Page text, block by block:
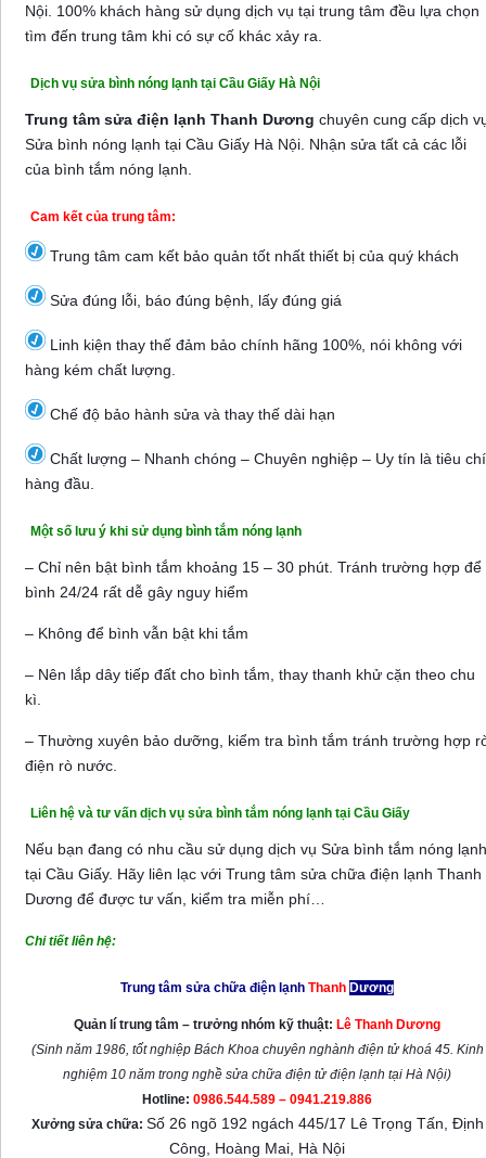
Nội. 100% khách hàng sử dụng dịch vụ tại trung tâm đều lựa chọn
tìm đến trung tâm khi có sự cố khác xảy ra.
Dịch vụ sửa bình nóng lạnh tại Cầu Giấy Hà Nội
Trung tâm sửa điện lạnh Thanh Dương chuyên cung cấp dịch
Sửa bình nóng lạnh tại Cầu Giấy Hà Nội. Nhận sửa tất cả các lỗi
của bình tắm nóng lạnh.
Cam kết của trung tâm:
Trung tâm cam kết bảo quản tốt nhất thiết bị của quý khách
Sửa đúng lỗi, báo đúng bệnh, lấy đúng giá
Linh kiện thay thế đảm bảo chính hãng 100%, nói không với
hàng kém chất lượng.
Chế độ bảo hành sửa và thay thế dài hạn
Chất lượng – Nhanh chóng – Chuyên nghiệp – Uy tín là tiêu chí
hàng đầu.
Một số lưu ý khi sử dụng bình tắm nóng lạnh
– Chỉ nên bật bình tắm khoảng 15 – 30 phút. Tránh trường hợp để
bình 24/24 rất dễ gây nguy hiểm
– Không để bình vẫn bật khi tắm
– Nên lắp dây tiếp đất cho bình tắm, thay thanh khử cặn theo chu
kì.
– Thường xuyên bảo dưỡng, kiểm tra bình tắm tránh trường hợp
điện rò nước.
Liên hệ và tư vấn dịch vụ sửa bình tắm nóng lạnh tại Cầu Giấy
Nếu bạn đang có nhu cầu sử dụng dịch vụ Sửa bình tắm nóng lạnh
tại Cầu Giấy. Hãy liên lạc với Trung tâm sửa chữa điện lạnh Thanh
Dương để được tư vấn, kiểm tra miễn phí…
Chi tiết liên hệ:
Trung tâm sửa chữa điện lạnh Thanh Dương
Quản lí trung tâm – trưởng nhóm kỹ thuật: Lê Thanh Dương
(Sinh năm 1986, tốt nghiệp Bách Khoa chuyên nghành điện tử khoá 45. Kinh
nghiệm 10 năm trong nghề sửa chữa điện tử điện lạnh tại Hà Nội)
Hotline: 0986.544.589 – 0941.219.886
Xưởng sửa chữa: Số 26 ngõ 192 ngách 445/17 Lê Trọng Tấn, Định
Công, Hoàng Mai, Hà Nội